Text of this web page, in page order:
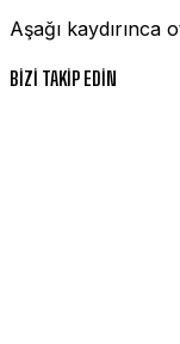
Aşağı kaydırınca
BİZİ TAKİP EDİN